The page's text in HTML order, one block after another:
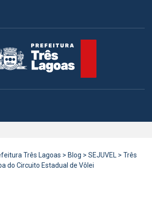
Três Lagoas > Blog > SEJUVEL > Três
do Circuito Estadual de Vôlei